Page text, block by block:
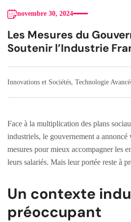
novembre 30, 2024
Les Mesures du
Soutenir l’Industrie
Innovations et Sociétés Technologie
Face à la multiplication des plans
industriels, le gouvernement a annoncé
mesures pour mieux accompagner les
leurs salariés. Mais leur portée reste à
Un contexte
préoccupant